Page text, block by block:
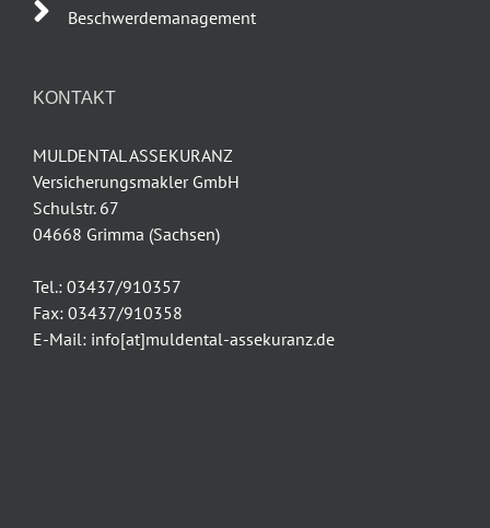
Beschwerdemanagement
KONTAKT
MULDENTAL ASSEKURANZ
Versicherungsmakler GmbH
Schulstr. 67
04668 Grimma (Sachsen)
Tel.: 03437/910357
Fax: 03437/910358
E-Mail: info[at]muldental-assekuranz.de